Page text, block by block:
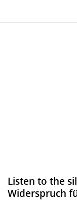
Listen to the
Widerspruch